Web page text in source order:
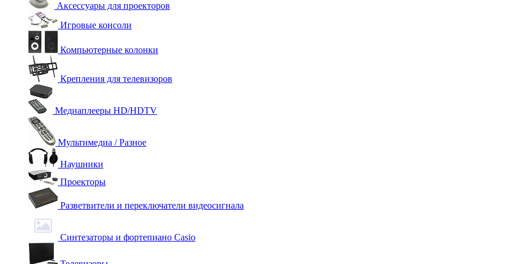
Аксессуары для проекторов
Игровые консоли
Компьютерные колонки
Крепления для телевизоров
Медиаплееры HD/HDTV
Мультимедиа / Разное
Наушники
Проекторы
Разветвители и переключатели видеосигнала
Синтезаторы и фортепиано Casio